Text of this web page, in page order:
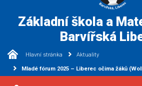
Základní škola a
Barvířská
Hlavní stránka Aktuality
Mladé fórum 2025 – Liberec očima žáků